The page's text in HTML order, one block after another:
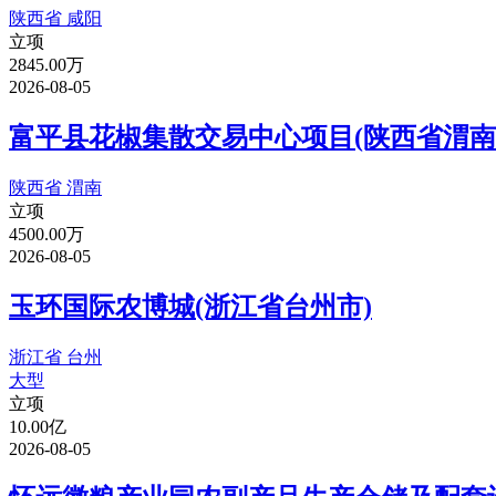
陕西省 咸阳
立项
2845.00万
2026-08-05
富平县花椒集散交易中心项目(陕西省渭
陕西省 渭南
立项
4500.00万
2026-08-05
玉环国际农博城(浙江省台州市)
浙江省 台州
大型
立项
10.00亿
2026-08-05